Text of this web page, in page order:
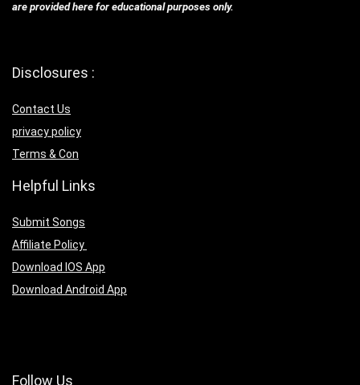
are provided here for educational purposes only.
Disclosures :
Contact Us
privacy policy
Terms & Con
Helpful Links
Submit Songs
Affiliate Policy
Download IOS App
Download Android App
Follow Us